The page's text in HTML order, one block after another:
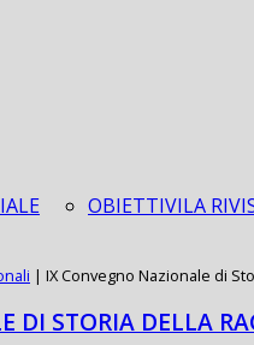
LA
OBIETTIVI
| IX Convegno Nazionale di
DI STORIA DELLA